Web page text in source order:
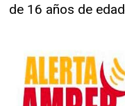
de 16 años de edad